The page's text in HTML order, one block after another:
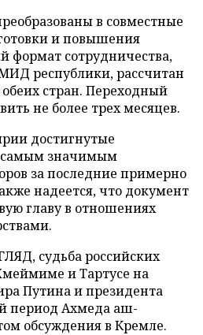
в совместные
и повышения
формат сотрудничества,
республики, рассчитан
стран. Переходный
не более трех месяцев.
достигнутые
самым значимым
за последние примерно
надеется, что документ
главу в отношениях
судьба российских
и Тартусе на
Путина и президента
период Ахмеда аш-
обсуждения в Кремле.